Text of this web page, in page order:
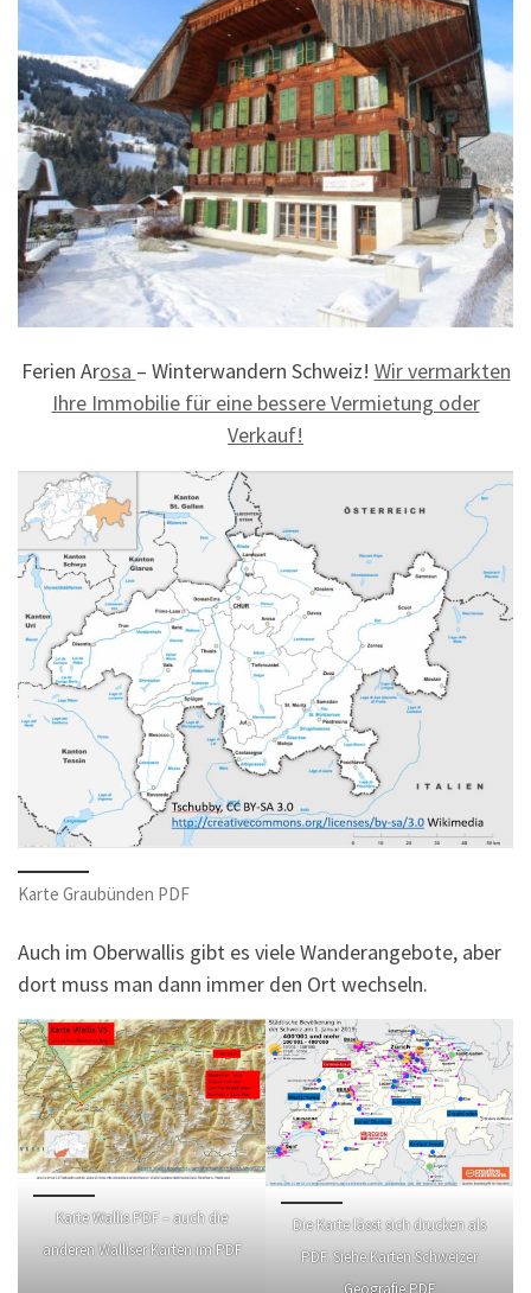
Ferien Arosa – Winterwandern Schweiz! Wir vermarkten
Ihre Immobilie für eine bessere Vermietung oder
Verkauf!
Karte Graubünden PDF
Auch im Oberwallis gibt es viele Wanderangebote, aber
dort muss man dann immer den Ort wechseln.
Karte Wallis PDF – auch die
anderen Walliser Karten im PDF
Die Karte lässt sich drucken als
PDF. Siehe Karten Schweizer
Geografie PDF